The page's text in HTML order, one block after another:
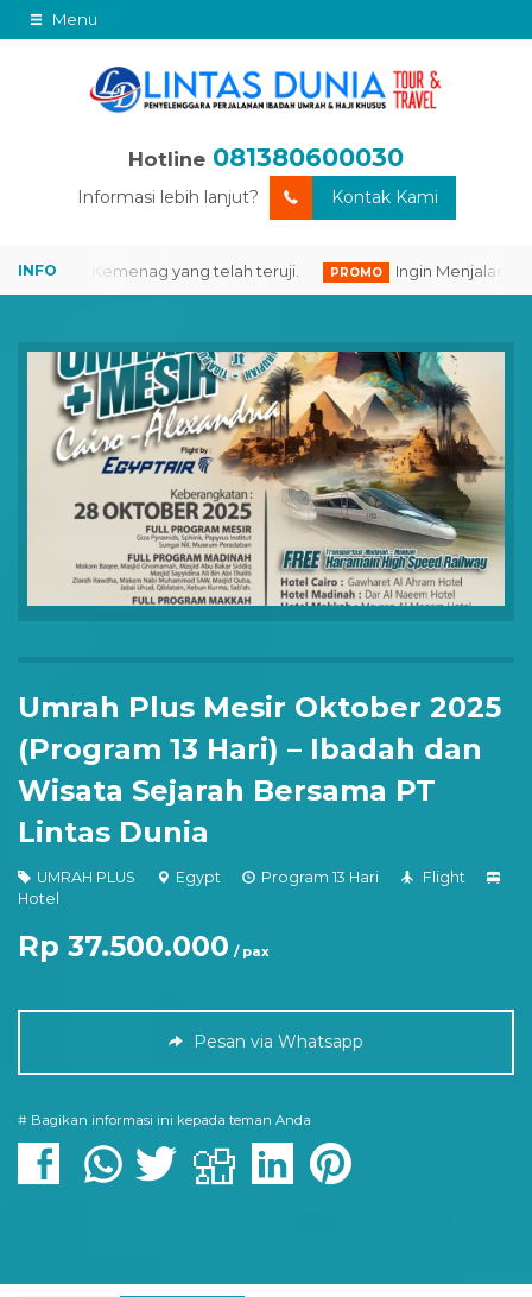
Menu
Hotline 081380600030
Informasi lebih lanjut? Kontak Kami
Kemenag yang telah teruji. PROMO Ingin Menjalankan
Umrah Plus Mesir Oktober 2025
(Program 13 Hari) – Ibadah dan
Wisata Sejarah Bersama PT
Lintas Dunia
UMRAH PLUS Egypt Program 13 Hari
Flight
Hotel
Rp 37.500.000 / pax
Pesan via Whatsapp
# Bagikan informasi ini kepada teman Anda